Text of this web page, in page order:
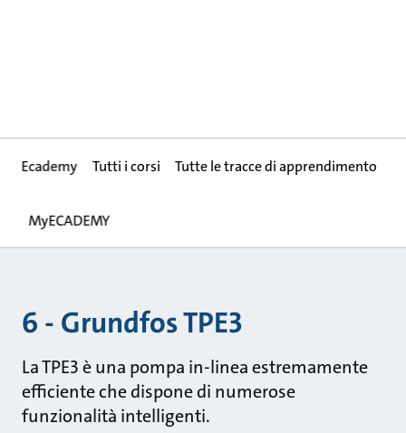
Ecademy Tutti i corsi Tutte le tracce di apprendimento
MyECADEMY
6 - Grundfos TPE3
La TPE3 è una pompa in-linea estremamente
efficiente che dispone di numerose
funzionalità intelligenti.